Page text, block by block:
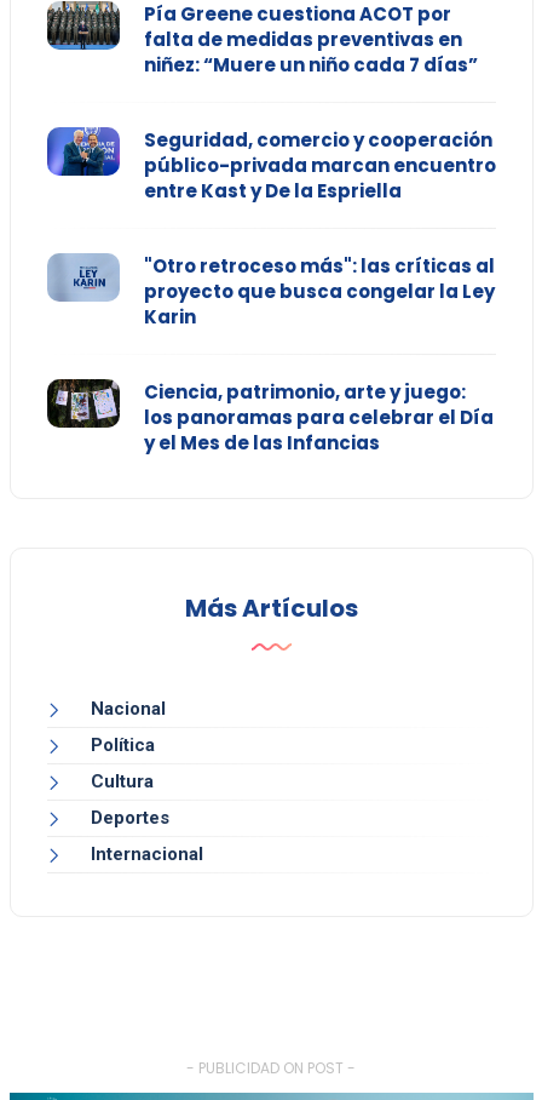
Pía Greene cuestiona ACOT por
falta de medidas preventivas en
niñez: “Muere un niño cada 7 días”
Seguridad, comercio y cooperación
público-privada marcan encuentro
entre Kast y De la Espriella
"Otro retroceso más": las críticas al
proyecto que busca congelar la Ley
Karin
Ciencia, patrimonio, arte y juego:
los panoramas para celebrar el Día
y el Mes de las Infancias
Más Artículos
Nacional
Política
Cultura
Deportes
Internacional
- PUBLICIDAD ON POST -